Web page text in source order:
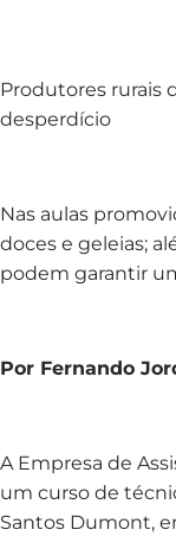
Produtores rurais
desperdício
Nas aulas
doces e geleias;
podem garantir
Por Fernando
A Empresa de
um curso de
Santos Dumont,